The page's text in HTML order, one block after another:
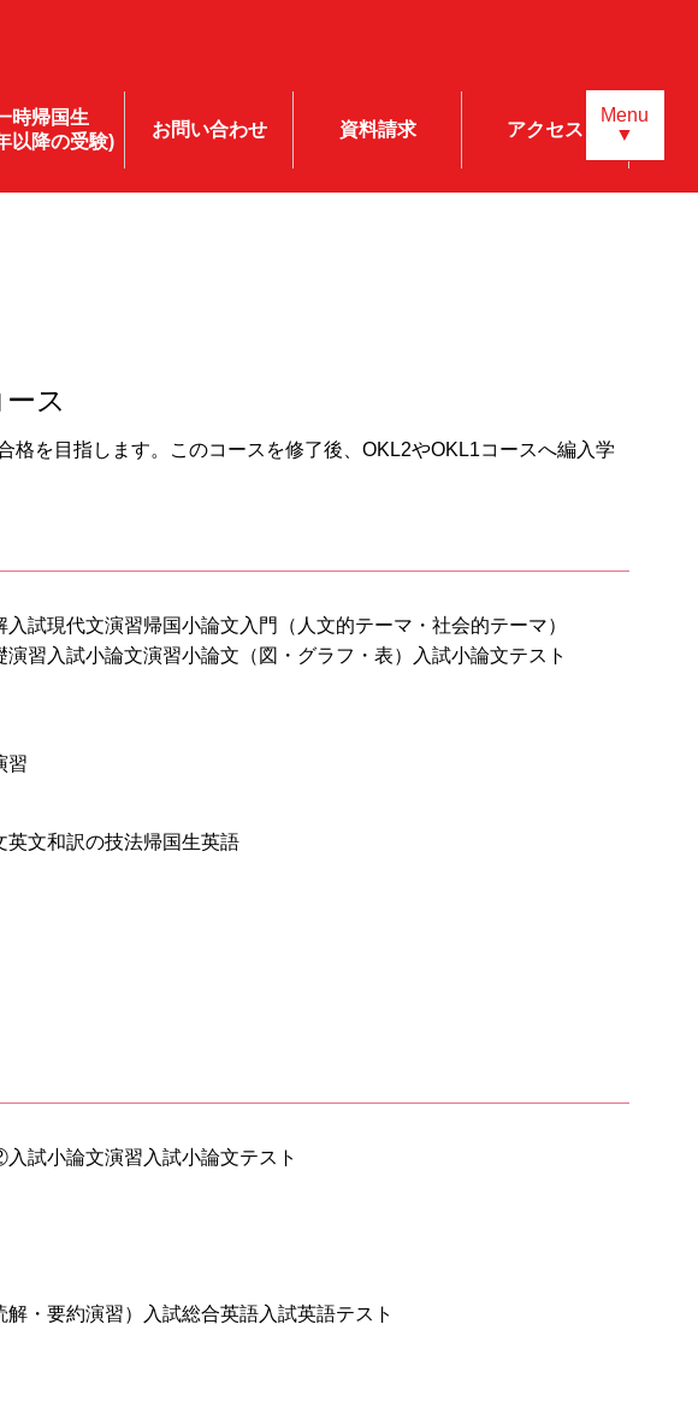
Menu
▼
時帰国生
以降の受験)
お問い合わせ 資料請求 アクセス
ス
を目指します。このコースを修了後、OKL2やOKL1コースへ編入学
入試現代文演習帰国小論文入門（人文的テーマ・社会的テーマ）
演習 入試小論文演習小論文（図・グラフ・表）
入試小論文テスト
習
英文和訳の技法帰国生英語
入試小論文演習 入試小論文テスト
・要約演習） 入試総合英語入試英語テスト